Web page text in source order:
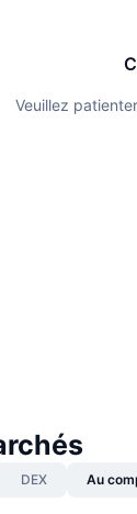
Veuillez
DEX Au